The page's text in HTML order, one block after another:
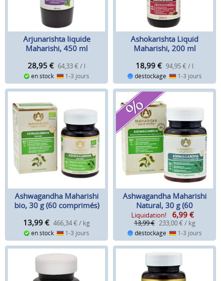
Arjunarishta liquide
Maharishi, 450 ml
28,95 € 64,33 € / l
en stock 1-3 jours
Ashokarishta Liquid
Maharishi, 200 ml
18,99 € 94,95 € / l
déstockage 1-3 jours
Ashwagandha Maharishi
bio, 30 g (60 comprimés)
13,99 € 466,34 € / kg
en stock 1-3 jours
Ashwagandha Maharishi
Natural, 30 g (60
comprimés) *SALE*
Liquidation! 6,99 €
13,99 € 233,00 € / kg
déstockage 1-3 jours